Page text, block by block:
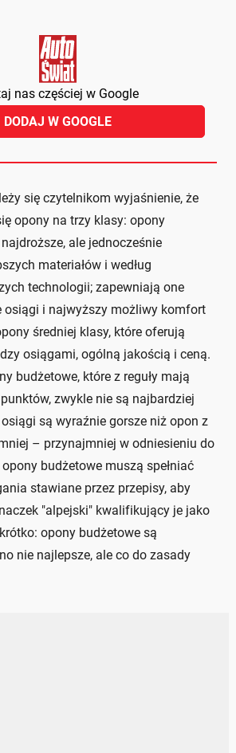
nas częściej w Google
DODAJ W GOOGLE
się czytelnikom wyjaśnienie, że
opony na trzy klasy: opony
ale jednocześnie
materiałów i według
technologii; zapewniają one
osiągi i najwyższy możliwy komfort
średniej klasy, które oferują
osiągami, ogólną jakością i ceną.
budżetowe, które z reguły mają
zwykle nie są najbardziej
są wyraźnie gorsze niż opon z
– przynajmniej w odniesieniu do
budżetowe muszą spełniać
stawiane przez przepisy, aby
"alpejski" kwalifikujący je jako
opony budżetowe są
nie najlepsze, ale co do zasady